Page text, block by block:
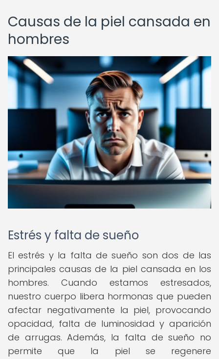
Causas de la piel cansada en
hombres
Estrés y falta de sueño
El estrés y la falta de sueño son dos de las
principales causas de la piel cansada en los
hombres. Cuando estamos estresados,
nuestro cuerpo libera hormonas que pueden
afectar negativamente la piel, provocando
opacidad, falta de luminosidad y aparición
de arrugas. Además, la falta de sueño no
permite que la piel se regenere